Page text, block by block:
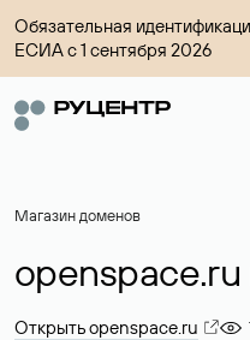
Обязательная
ЕСИА с 1 сентября 2026
Магазин доменов
openspace.ru
Открыть openspace.ru